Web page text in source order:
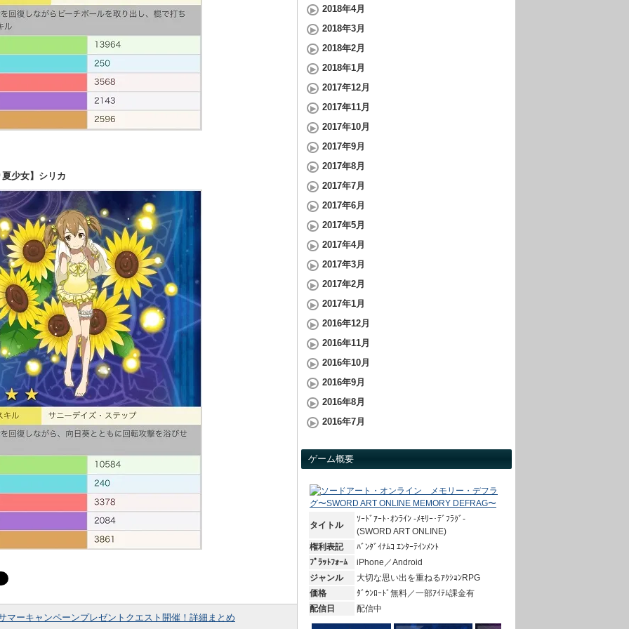
少女】シリカ
マーキャンペーンプレゼントクエスト開催！詳細まとめ
2018年4月
2018年3月
2018年2月
2018年1月
2017年12月
2017年11月
2017年10月
2017年9月
2017年8月
2017年7月
2017年6月
2017年5月
2017年4月
2017年3月
2017年2月
2017年1月
2016年12月
2016年11月
2016年10月
2016年9月
2016年8月
2016年7月
ゲーム概要
タイトル
ｿｰﾄﾞｱｰﾄ･ｵﾝﾗｲﾝ -ﾒﾓﾘｰ･ﾃﾞﾌﾗｸﾞ-
(SWORD ART ONLINE)
権利表記
ﾊﾞﾝﾀﾞｲﾅﾑｺ ｴﾝﾀｰﾃｲﾝﾒﾝﾄ
ﾌﾟﾗｯﾄﾌｫｰﾑ
iPhone／Android
ジャンル
大切な思い出を重ねるｱｸｼｮﾝRPG
価格
ﾀﾞｳﾝﾛｰﾄﾞ無料／一部ｱｲﾃﾑ課金有
配信日
配信中